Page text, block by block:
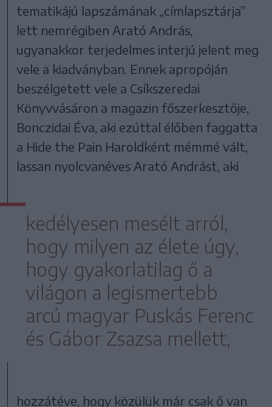
tematikájú lapszámának „címlapsztárja”
lett nemrégiben Arató András,
ugyanakkor terjedelmes interjú jelent meg
vele a kiadványban. Ennek apropóján
beszélgetett vele a Csíkszeredai
Könyvvásáron a magazin főszerkesztője,
Bonczidai Éva, aki ezúttal élőben faggatta
a Hide the Pain Haroldként mémmé vált,
lassan nyolcvanéves Arató Andrást, aki
kedélyesen mesélt arról,
hogy milyen az élete úgy,
hogy gyakorlatilag ő a
világon a legismertebb
arcú magyar Puskás Ferenc
és Gábor Zsazsa mellett,
hozzátéve, hogy közülük már csak ő van